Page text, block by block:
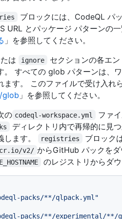
ブロックには、CodeQL パ
URL とパッケージ パターンの
」を参照してください。
は ignore セクションの各エン
。 すべての glob パターンは、
ます。 このファイルで受け入れ
glob 」を参照してください。
の codeql-workspace.yml ファ
ディレクトリ内で再帰的に見
します。
registries ブロックは
v2/ からGitHub パックを
のレジストリからダ
packs/**/qlpack.yml"
packs/**/experimental/**/